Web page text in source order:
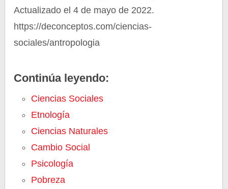
Actualizado el 4 de mayo de 2022.
https://deconceptos.com/ciencias-
sociales/antropologia
Continúa leyendo:
Ciencias Sociales
Etnología
Ciencias Naturales
Cambio Social
Psicología
Pobreza